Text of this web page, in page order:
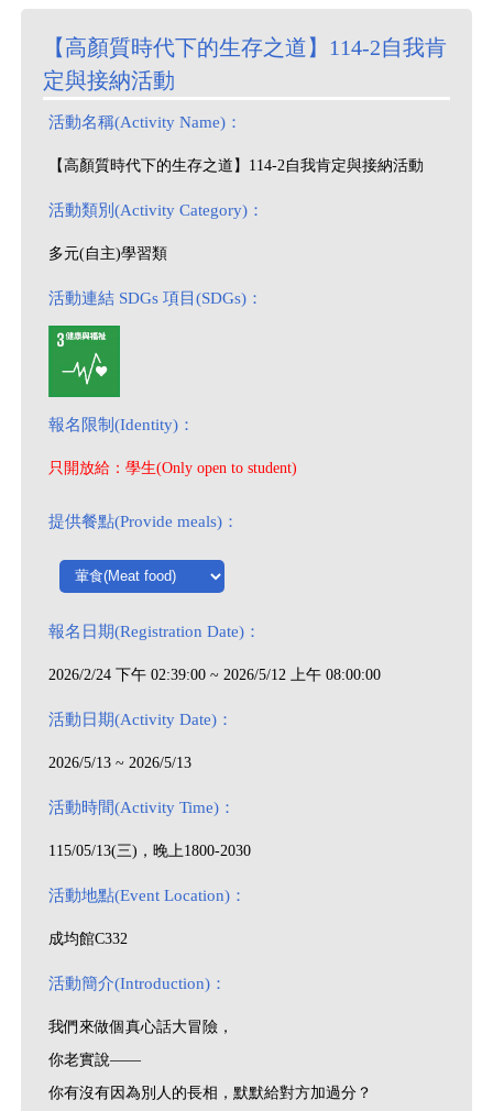
【高顏質時代下的生存之道】114-2自我肯
定與接納活動
活動名稱(Activity Name)：
【高顏質時代下的生存之道】114-2自我肯定與接納活動
活動類別(Activity Category)：
多元(自主)學習類
活動連結 SDGs 項目(SDGs)：
報名限制(Identity)：
只開放給：學生(Only open to student)
提供餐點(Provide meals)：
報名日期(Registration Date)：
2026/2/24 下午 02:39:00 ~ 2026/5/12 上午 08:00:00
活動日期(Activity Date)：
2026/5/13 ~ 2026/5/13
活動時間(Activity Time)：
115/05/13(三)，晚上1800-2030
活動地點(Event Location)：
成均館C332
活動簡介(Introduction)：
我們來做個真心話大冒險，
你老實說——
你有沒有因為別人的長相，默默給對方加過分？